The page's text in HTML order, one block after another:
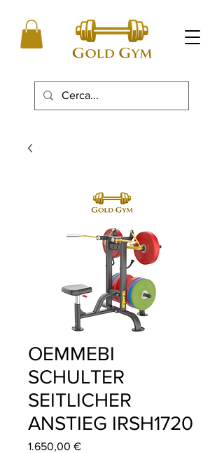
OEMMEBI
SCHULTER
SEITLICHER
ANSTIEG IRSH1720
1.650,00 €Preis